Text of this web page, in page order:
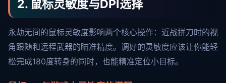
2. 鼠标灵敏度与DPI选择
永劫无间的鼠标灵敏度影响两个核心操作：近战拼刀时的视
角跟随和远程武器的瞄准精度。调好的灵敏度应该让你能轻
松完成180度转身的同时，也能精准定位小目标。